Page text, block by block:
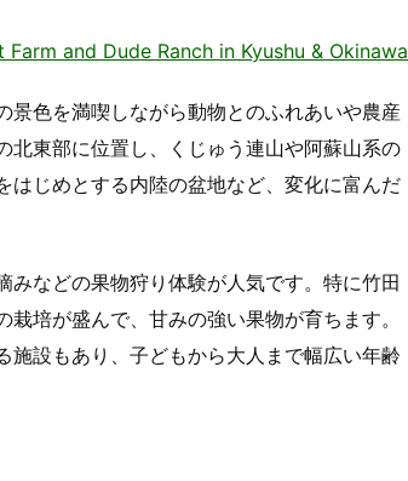
Farm and Dude Ranch in Kyushu & Okinawa
景色を満喫しながら動物とのふれあいや農産
北東部に位置し、くじゅう連山や阿蘇山系の
はじめとする内陸の盆地など、変化に富んだ
などの果物狩り体験が人気です。特に竹田
培が盛んで、甘みの強い果物が育ちます。
施設もあり、子どもから大人まで幅広い年齢